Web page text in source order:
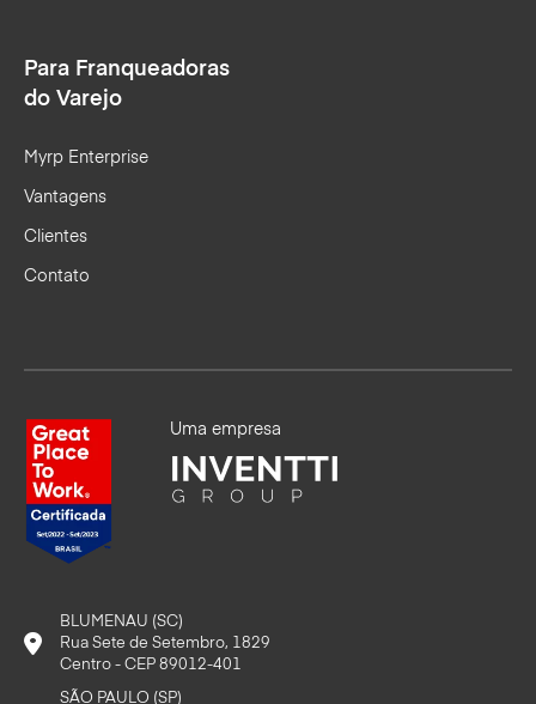
Para Franqueadoras
do Varejo
Myrp Enterprise
Vantagens
Clientes
Contato
Uma empresa
BLUMENAU (SC)
Rua Sete de Setembro, 1829
Centro - CEP 89012-401
SÃO PAULO (SP)